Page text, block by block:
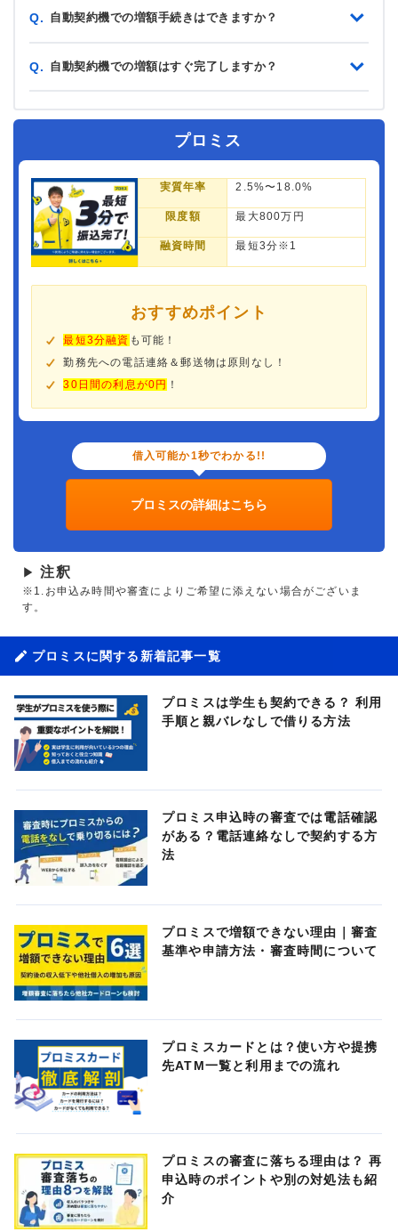
Q. 自動契約機での増額手続きはできますか？
Q. 自動契約機での増額はすぐ完了しますか？
プロミス
実質年率 2.5%〜18.0%
限度額 最大800万円
融資時間 最短3分※1
おすすめポイント
最短3分融資 も可能！
勤務先への電話連絡＆郵送物は原則なし！
30日間の利息が0円 ！
借入可能か1秒でわかる!!
プロミスの詳細はこちら
▶ 注釈
※1.お申込み時間や審査によりご希望に添えない場合がございま
す。
プロミスに関する新着記事一覧
プロミスは学生も契約できる？ 利用
手順と親バレなしで借りる方法
プロミス申込時の審査では電話確認
がある？電話連絡なしで契約する方
法
プロミスで増額できない理由｜審査
基準や申請方法・審査時間について
プロミスカードとは？使い方や提携
先ATM一覧と利用までの流れ
プロミスの審査に落ちる理由は？ 再
申込時のポイントや別の対処法も紹
介